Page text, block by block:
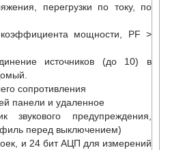
перегрузки по току, по
коэффициента мощности, PF >
источников (до 10) в
сопротивления
панели и удаленное
звукового предупреждения,
перед выключением)
и 24 бит АЦП для измерений